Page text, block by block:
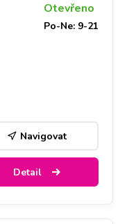
Otevřeno
Po-Ne: 9-21
Navigovat
Detail